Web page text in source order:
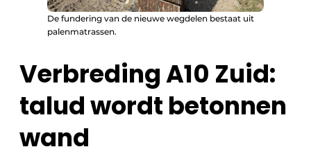
De fundering van de nieuwe wegdelen bestaat uit
palenmatrassen.
Verbreding A10 Zuid:
talud wordt betonnen
wand